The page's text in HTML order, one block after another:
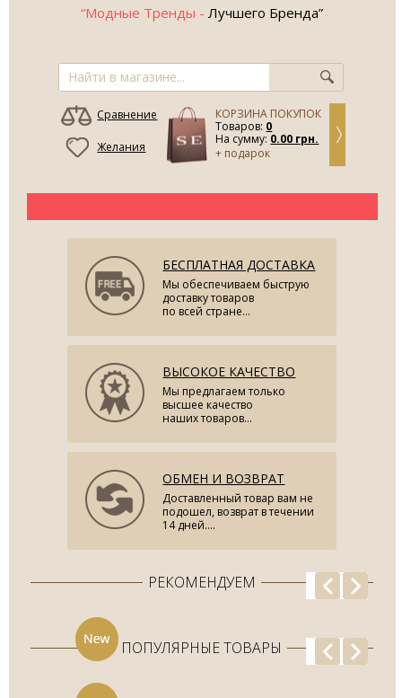
“Модные Тренды - Лучшего Бренда”
КОРЗИНА ПОКУПОК
Товаров: 0
На сумму: 0.00 грн.
+ подарок
Сравнение
Желания
БЕСПЛАТНАЯ ДОСТАВКА
Мы обеспечиваем быструю
доставку товаров
по всей стране...
ВЫСОКОЕ КАЧЕСТВО
Мы предлагаем только
высшее качество
наших товаров...
ОБМЕН И ВОЗВРАТ
Доставленный товар вам не
подошел, возврат в течении
14 дней....
РЕКОМЕНДУЕМ
ПОПУЛЯРНЫЕ ТОВАРЫ